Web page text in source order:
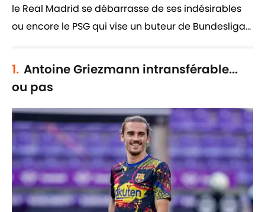
le Real Madrid se débarrasse de ses indésirables
ou encore le PSG qui vise un buteur de Bundesliga...
1. Antoine Griezmann intransférable...
ou pas